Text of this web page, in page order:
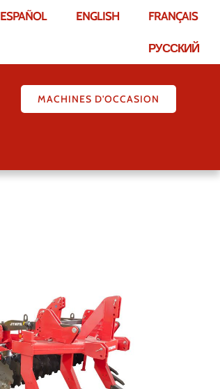
ESPAÑOL ENGLISH FRANÇAIS
РУССКИЙ
MACHINES D'OCCASION